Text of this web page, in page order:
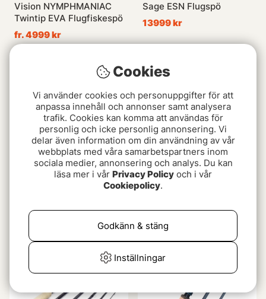
Vision NYMPHMANIAC
Twintip EVA Flugfiskespö
fr. 4999 kr
Sage ESN Flugspö
13999 kr
Vision Custom Skagit
nám REN Tvåhands
fr. 10899 kr
Cookies
Vi använder cookies och personuppgifter för att
anpassa innehåll och annonser samt analysera
trafik. Cookies kan komma att användas för
personlig och icke personlig annonsering. Vi
delar även information om din användning av vår
webbplats med våra samarbetspartners inom
sociala medier, annonsering och analys. Du kan
läsa mer i vår Privacy Policy och i vår
Cookiepolicy.
Inställningar
Godkänn & stäng